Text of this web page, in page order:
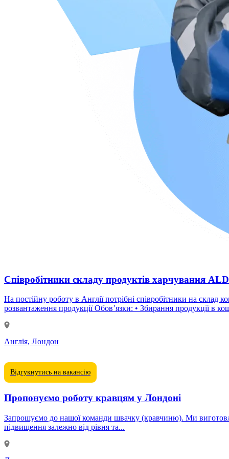
Співробітники складу продуктів харчування
На постійну роботу в Англії потрібні співробітники на склад компанії ALDI. Основні завдання: • Пакування продукції • Сортування товарів •
розвантаження продукції Обов’язки: • Збирання
Англія, Лондон
Відгукнутись на вакансію
Пропонуємо роботу кравцям у Лондоні
Запрошуємо до нашої команди швачку (кравчиню). Ми
підвищення залежно від рівня та...